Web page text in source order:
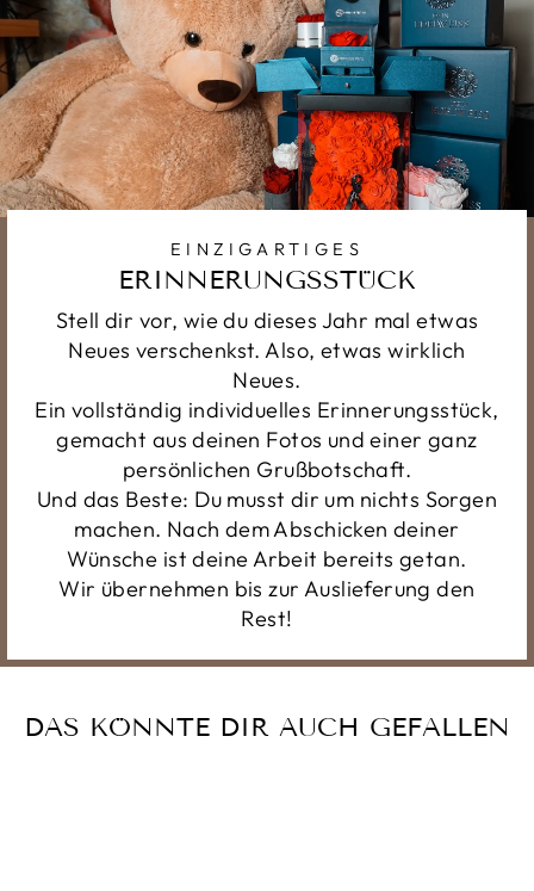
EINZIGARTIGES
ERINNERUNGSSTÜCK
Stell dir vor, wie du dieses Jahr mal etwas
Neues verschenkst. Also, etwas wirklich
Neues.
Ein vollständig individuelles Erinnerungsstück,
gemacht aus deinen Fotos und einer ganz
persönlichen Grußbotschaft.
Und das Beste: Du musst dir um nichts Sorgen
machen. Nach dem Abschicken deiner
Wünsche ist deine Arbeit bereits getan.
Wir übernehmen bis zur Auslieferung den
Rest!
DAS KÖNNTE DIR AUCH GEFALLEN